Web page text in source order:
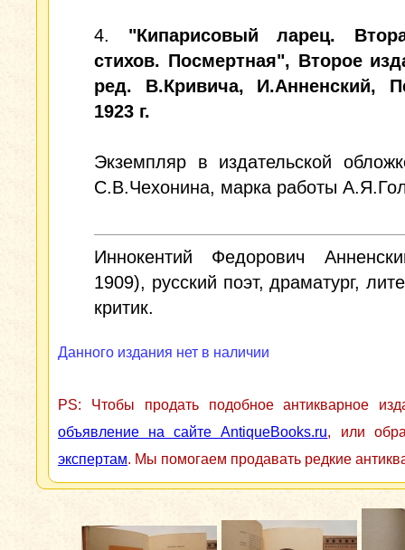
4. "Кипарисовый ларец.
стихов. Посмертная", Второе
ред. В.Кривича, И.Анненский,
1923 г.
Экземпляр в издательской
С.В.Чехонина, марка работы
Иннокентий Федорович
1909), русский поэт, драматург,
критик.
Данного издания нет в наличии
PS: Чтобы продать подобное антикварное
объявление на сайте AntiqueBooks.ru, или
экспертам. Мы помогаем продавать редкие